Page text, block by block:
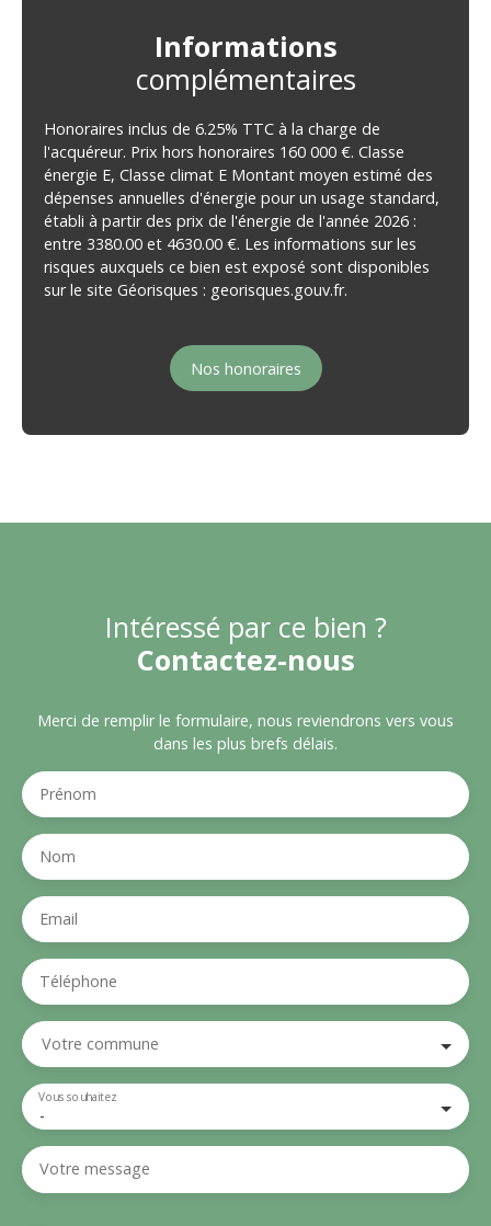
Informations
complémentaires
Honoraires inclus de 6.25% TTC à la charge de
l'acquéreur. Prix hors honoraires 160 000 €. Classe
énergie E, Classe climat E Montant moyen estimé des
dépenses annuelles d'énergie pour un usage standard,
établi à partir des prix de l'énergie de l'année 2026 :
entre 3380.00 et 4630.00 €. Les informations sur les
risques auxquels ce bien est exposé sont disponibles
sur le site Géorisques : georisques.gouv.fr.
Nos honoraires
Intéressé par ce bien ?
Contactez-nous
Merci de remplir le formulaire, nous reviendrons vers vous
dans les plus brefs délais.
Prénom
Nom
Email
Téléphone
Votre commune
-
Vous souhaitez
Votre message